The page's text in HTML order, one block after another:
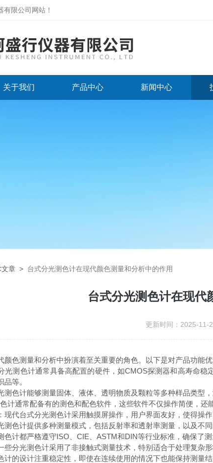
有限公司网站 ！
关于我们 产品中心 新闻中心
文章 > 台式分光测色计在现代颜色测量和分析中的作用
台式分光测色计在现代
更新时间：2025-
测量和分析中扮演着至关重要的角色。以下是对产品功能优
测色计通常具备高配置的硬件，如CMOS探测器和高寿命稳
等。
计能够测量固体、液体、透明物质及颗粒等多种样品类型，
通常配备有的测色和配色软件，这些软件不仅操作简便，还
台式分光测色计采用触摸屏操作，用户界面友好，使得操作
计提供多种测量模式，包括反射率和透射率测量，以及不同
都严格遵守ISO、CIE、ASTM和DIN等行业标准，确保了测
光测色计采用了非接触式测量技术，特别适合于处理复杂形
设计注重稳定性，即使在连续使用的情况下也能保持测量结